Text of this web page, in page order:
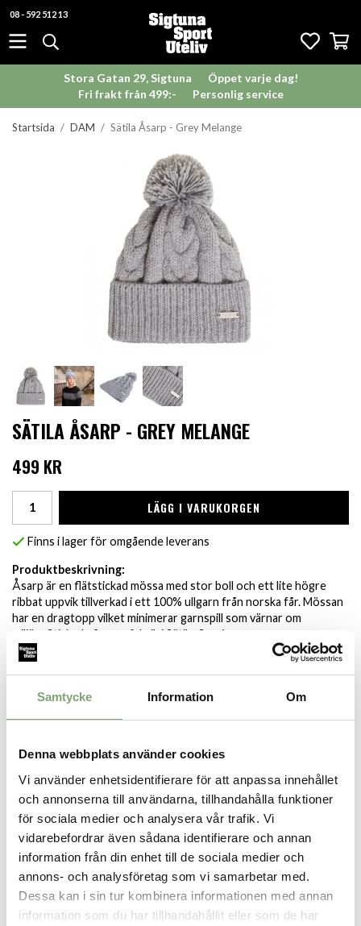
Samtycke Information Om
Denna webbplats använder cookies
Vi använder enhetsidentifierare för att anpassa innehållet
och annonserna till användarna, tillhandahålla funktioner
för sociala medier och analysera vår trafik. Vi
vidarebefordrar även sådana identifierare och annan
information från din enhet till de sociala medier och
annons- och analysföretag som vi samarbetar med.
Dessa kan i sin tur kombinera informationen med annan
information som du har tillhandahållit eller som de har
08 - 592 512 13
Stora Gatan 29, Sigtuna
Öppet varje dag!
Fri frakt från 499:-
Personlig service
Startsida / DAM / Sätila Åsarp - Grey Melange
SÄTILA ÅSARP - GREY MELANGE
499 KR
LÄGG I VARUKORGEN
Finns i lager för omgående leverans
Produktbeskrivning:
Åsarp är en flätstickad mössa med stor boll och ett lite högre
ribbat uppvik tillverkad i ett 100% ullgarn från norska får. Mössan
har en dragtopp vilket minimerar garnspill som värnar om
miljön. Stickad på egen fabrik i Sätila, Sverige.
Specifikation:
SPARA SOM FAVORIT
021375_1
ALTERNATIVA FÄRGER